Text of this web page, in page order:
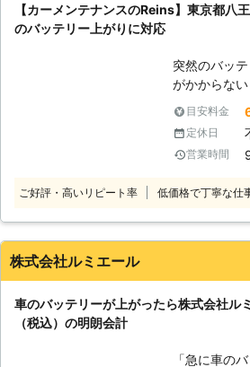
って動かな
できます 車のバッテリーが上がって
しまったこ
しようとし
動かないと
うとしたそ
間的に余裕
社クイックキ
社は、24時
す。毎日い
らご連絡が
けることができ
30分で対応
らせること
【カーメンテナンスのReins】東京都八
のバッテリー上がりに対応
突然のバッ
がかからな
頼れる業者
普段は車の
おこなう
川・埼玉ま
ご連絡ください！ ●バッ
りやすいです
目安料金
定休日
営業時間
ご好評・高いリピート率 低価格で丁寧な仕
株式会社ルミエール
車のバッテリーが上がったら株式会社ル
（税込）の明朗会計
「急に車の